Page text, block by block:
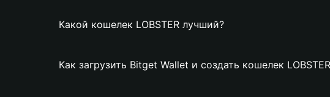
Какой кошелек LOBSTER лучший?
Как загрузить Bitget Wallet и создать кошелек